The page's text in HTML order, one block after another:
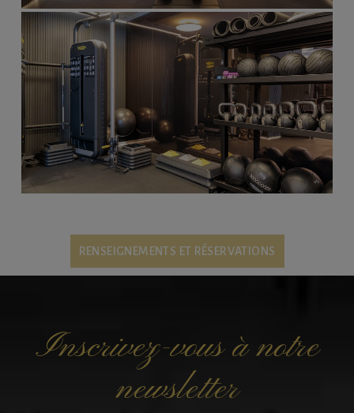
RENSEIGNEMENTS ET RÉSERVATIONS
Inscrivez-vous à notre
newsletter